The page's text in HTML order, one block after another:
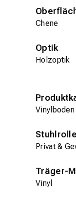
Chene
Optik
Holzoptik
Vinylboden
Privat &
Träger-
Vinyl